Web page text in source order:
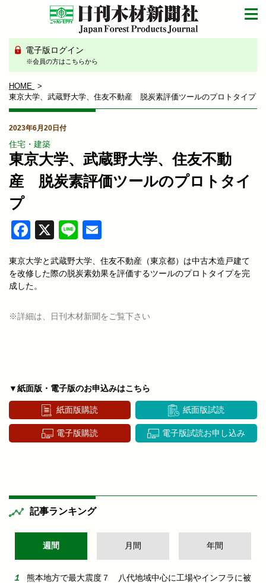
電子版ログイン
※会員の方はこちらから
HOME
東京大学、武蔵野大学、住友不動産 脱炭素評価ツールのプロトタイプ
2023年6月20日付
住宅・建築
東京大学、武蔵野大学、住友不動
産 脱炭素評価ツールのプロトタイ
プ
Facebook
X Line
東京大学と武蔵野大学、住友不動産（東京都）は中古木造戸建て
を改修した際の脱炭素効果を評価するツールのプロトタイプを完
成した。
※詳細は、日刊木材新聞をご覧下さい
▼紙面版・電子版のお申込みはこちら
紙面版購読 紙面版試読
電子版購読 電子版試読お申し込み
記事ランキング
週間 月間 年間
熊本地方で最大震度７ 八代地域中心に工場やインフラに被